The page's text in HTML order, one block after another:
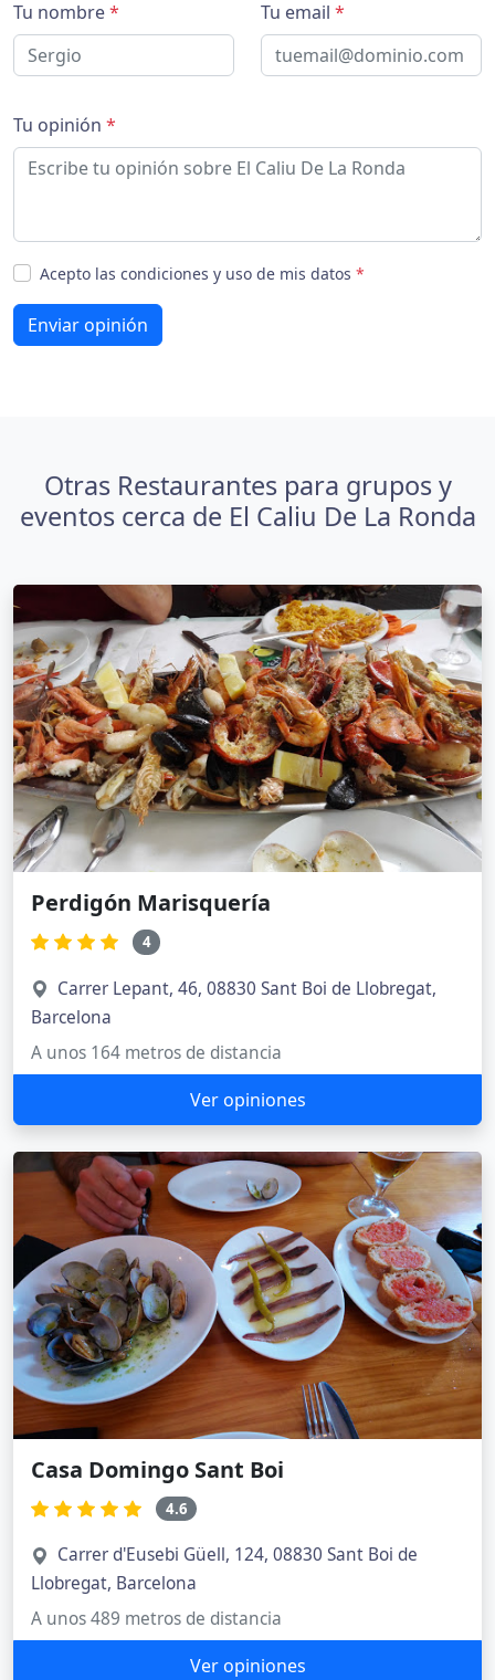
Tu nombre* Tu email *
Tu opinión *
Acepto las condiciones y uso de mis datos *
Enviar opinión
Otras Restaurantes para grupos y
eventos cerca de El Caliu De La Ronda
Perdigón Marisquería
4
Carrer Lepant, 46, 08830 Sant Boi de Llobregat,
Barcelona
A unos 164 metros de distancia
Ver opiniones
Casa Domingo Sant Boi
4.6
Carrer d'Eusebi Güell, 124, 08830 Sant Boi de
Llobregat, Barcelona
A unos 489 metros de distancia
Ver opiniones